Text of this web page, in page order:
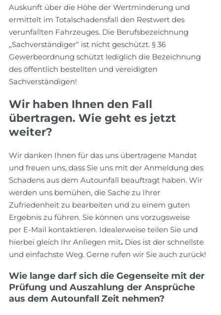
Auskunft über die Höhe der Wertminderung und
ermittelt im Totalschadensfall den Restwert des
verunfallten Fahrzeuges. Die Berufsbezeichnung
„Sachverständiger“ ist nicht geschützt. § 36
Gewerbeordnung schützt lediglich die Bezeichnung
des öffentlich bestellten und vereidigten
Sachverständigen!
Wir haben Ihnen den Fall
übertragen. Wie geht es jetzt
weiter?
Wir danken Ihnen für das uns übertragene Mandat
und freuen uns, dass Sie uns mit der Anmeldung des
Schadens aus dem Autounfall beauftragt haben. Wir
werden uns bemühen, die Sache zu Ihrer
Zufriedenheit zu bearbeiten und zu einem guten
Ergebnis zu führen. Sie können uns vorzugsweise
per E-Mail kontaktieren. Idealerweise teilen Sie und
hierbei gleich Ihr Anliegen mit. Dies ist der schnellste
und einfachste Weg. Gerne rufen wir Sie auch zurück!
Wie lange darf sich die Gegenseite mit der
Prüfung und Auszahlung der Ansprüche
aus dem Autounfall Zeit nehmen?